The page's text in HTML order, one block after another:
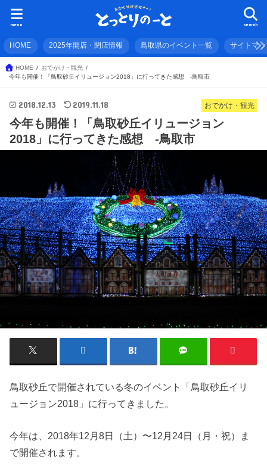
search
menu
HOME 2025年開店・閉店情報 鳥取県のイベント一覧 サイトマッ
HOME
おでかけ・観光
今年も開催！「鳥取砂丘イリュージョン2018」に行ってきた感想 -鳥取市
おでかけ・観光
2018.12.13 2019.11.18
今年も開催！「鳥取砂丘イリュージョン
2018」に行ってきた感想 -鳥取市
鳥取砂丘で開催されている冬のイベント「鳥取砂丘イリ
ュージョン2018」に行ってきました。
今年は、2018年12月8日（土）〜12月24日（月・祝）ま
で開催されます。